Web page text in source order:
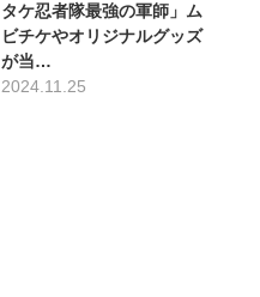
タケ忍者隊最強の軍師」ム
ビチケやオリジナルグッズ
が当…
2024.11.25